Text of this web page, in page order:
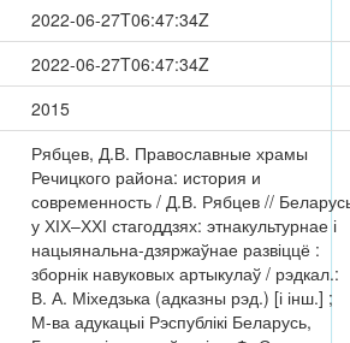
2022-06-27T06:47:34Z
2022-06-27T06:47:34Z
2015
Рябцев, Д.В. Православные храмы
Речицкого района: история и
современность / Д.В. Рябцев //
у ХІХ–ХХІ стагоддзях: этнакультурнае і
нацыянальна-дзяржаўнае развіццё :
зборнік навуковых артыкулаў / рэдкал.:
В. А. Міхедзька (адказны рэд.) [і інш.] ;
М-ва адукацыі Рэспублікі Беларусь,